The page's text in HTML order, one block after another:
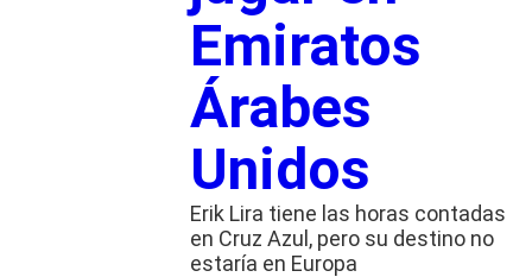
Emiratos
Árabes
Unidos
Erik Lira tiene las horas contadas
en Cruz Azul, pero su destino no
estaría en Europa